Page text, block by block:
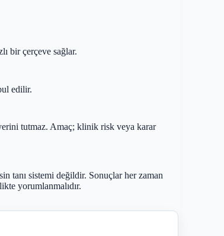
bir çerçeve sağlar.
edilir.
tutmaz. Amaç; klinik risk veya karar
tanı sistemi değildir. Sonuçlar her zaman
yorumlanmalıdır.